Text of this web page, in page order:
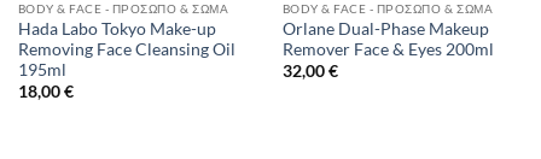
BODY & FACE - ΠΡΌΣΩΠΟ & ΣΏΜΑ
Hada Labo Tokyo Make-up
Removing Face Cleansing Oil
195ml
18,00€
BODY & FACE - ΠΡΌΣΩΠΟ & ΣΏΜΑ
Orlane Dual-Phase Makeup
Remover Face & Eyes 200ml
32,00€